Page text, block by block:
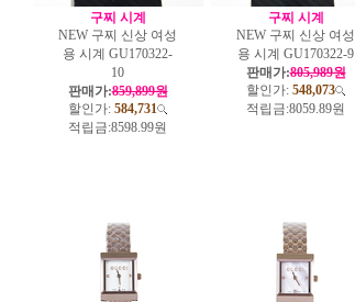
구찌 시계
NEW 구찌 신상 여성
용 시계 GU170322-
10
판매가:859,899원
할인가: 584,731
적립금:8598.99원
구찌 시계
NEW 구찌 신상 여성
용 시계 GU170322-9
판매가:805,989원
할인가: 548,073
적립금:8059.89원